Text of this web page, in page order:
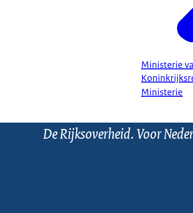
Ministerie
Ministerie
De Rijksoverheid. Voor